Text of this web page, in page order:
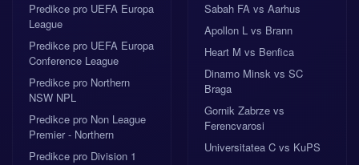
Predikce pro UEFA Europa
League
Predikce pro UEFA Europa
Conference League
Predikce pro Northern
NSW NPL
Predikce pro Non League
Premier - Northern
Predikce pro Division 1
Sabah FA vs Aarhus
Apollon L vs Brann
Heart M vs Benfica
Dinamo Minsk vs SC
Braga
Gornik Zabrze vs
Ferencvarosi
Universitatea C vs KuPS